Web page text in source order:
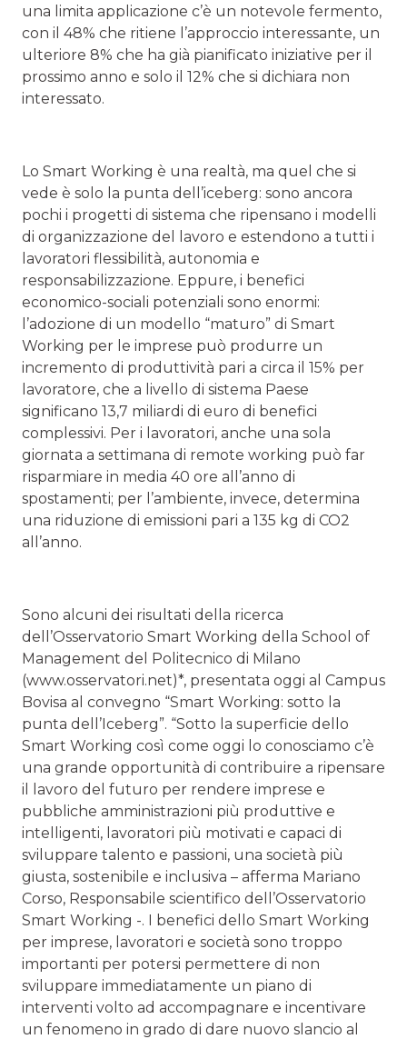
una limita applicazione c’è un notevole fermento,
con il 48% che ritiene l’approccio interessante, un
ulteriore 8% che ha già pianificato iniziative per il
prossimo anno e solo il 12% che si dichiara non
interessato.
Lo Smart Working è una realtà, ma quel che si
vede è solo la punta dell’iceberg: sono ancora
pochi i progetti di sistema che ripensano i modelli
di organizzazione del lavoro e estendono a tutti i
lavoratori flessibilità, autonomia e
responsabilizzazione. Eppure, i benefici
economico-sociali potenziali sono enormi:
l’adozione di un modello “maturo” di Smart
Working per le imprese può produrre un
incremento di produttività pari a circa il 15% per
lavoratore, che a livello di sistema Paese
significano 13,7 miliardi di euro di benefici
complessivi. Per i lavoratori, anche una sola
giornata a settimana di remote working può far
risparmiare in media 40 ore all’anno di
spostamenti; per l’ambiente, invece, determina
una riduzione di emissioni pari a 135 kg di CO2
all’anno.
Sono alcuni dei risultati della ricerca
dell’Osservatorio Smart Working della School of
Management del Politecnico di Milano
(www.osservatori.net)*, presentata oggi al Campus
Bovisa al convegno “Smart Working: sotto la
punta dell’Iceberg”. “Sotto la superficie dello
Smart Working così come oggi lo conosciamo c’è
una grande opportunità di contribuire a ripensare
il lavoro del futuro per rendere imprese e
pubbliche amministrazioni più produttive e
intelligenti, lavoratori più motivati e capaci di
sviluppare talento e passioni, una società più
giusta, sostenibile e inclusiva – afferma Mariano
Corso, Responsabile scientifico dell’Osservatorio
Smart Working -. I benefici dello Smart Working
per imprese, lavoratori e società sono troppo
importanti per potersi permettere di non
sviluppare immediatamente un piano di
interventi volto ad accompagnare e incentivare
un fenomeno in grado di dare nuovo slancio al